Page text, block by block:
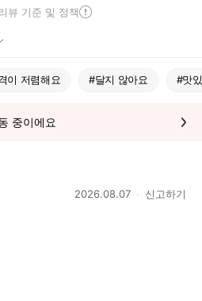
뷰 기준 및 정책
이 저렴해요 #달지 않아요 #맛
중이에요
2026.08.07 신고하기